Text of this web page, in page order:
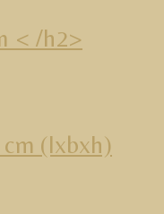
< /h2>
cm (lxbxh)